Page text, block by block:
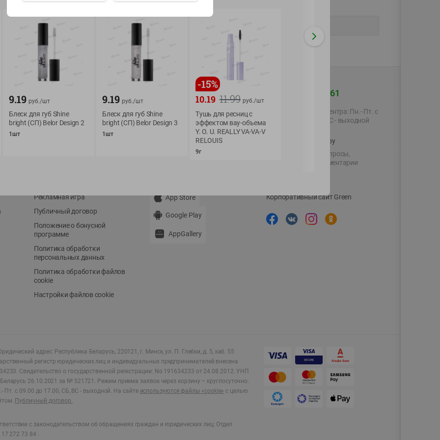
Оплата
Условия доставки
Рекламная игра
Публичный договор
Положение о бонусной
программе
Политика обработки
персональных данных
Политика обработки файлов
cookie
Настройки файлов cookie
История покупок
Мои товары
Обратная связь
App Store
Google Play
AppGallery
+375 44 560-60-61
Время работы Call-центра: Пн.- Пт. с
09.00 до 17.00, СБ, ВС - выходной
shop@green-market.by
Пишите нам свои вопросы,
предложения и комментарии
Корпоративный сайт Green
адрес: Республика Беларусь, 220121, г. Минск, ул. П. Глебки, д. 5, каб. 55
регистр юридических лиц и индивидуальных предпринимателей внесена
Свидетельство о государственной регистрации: No 191634233 от 24.08.2012. УНП
26.10.2021 за № 521721. Режим приема заявок через корзину – круглосуточно.
Пт. с 09.00 до 17.00, СБ, ВС - выходной. На сайте используются файлы «cookie» с целью
Публичный договор.
с законодательством об обращениях граждан и юридических лиц: Отдел
272 73 84 .
9.19 руб./шт
Блеск для губ Shine
bright (СП) Belor Design 2
1шт
9.19 руб./шт
Блеск для губ Shine
bright (СП) Belor Design 3
1шт
-15%
11.99
10.19 руб./шт
Тушь для ресниц с
эффектом вау-объема
Y. O. U. REALLY VA-VA-V
RELOUIS
9г